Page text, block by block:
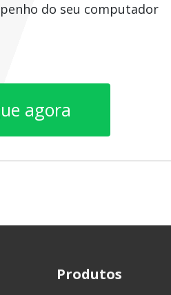
do seu computador
agora
Produtos